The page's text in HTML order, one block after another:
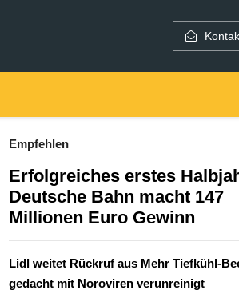
Empfehlen
Erfolgreiches erstes
Deutsche Bahn macht 147
Millionen Euro Gewinn
Lidl weitet Rückruf aus Mehr Tiefkühl-
gedacht mit Noroviren verunreinigt